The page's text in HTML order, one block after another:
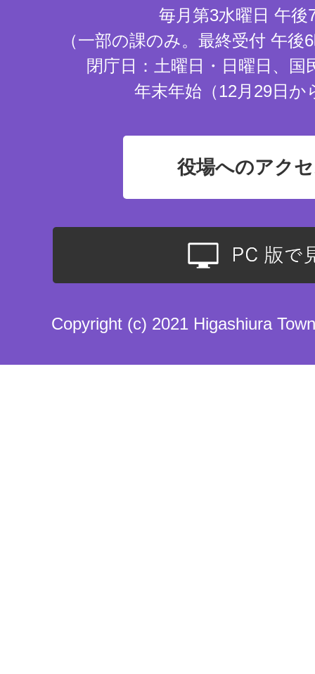
毎月第3水曜日 午後
（一部の課のみ。最終受付 午
閉庁日：土曜日・日曜日、国
年末年始（12月29日か
役場へのアク
Copyright (c) 2021 Higashiura